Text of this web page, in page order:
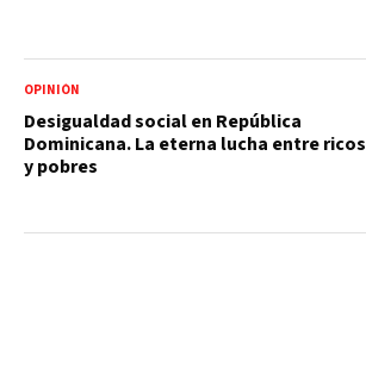
OPINIÓN
Desigualdad social en República
Dominicana. La eterna lucha entre ricos
y pobres